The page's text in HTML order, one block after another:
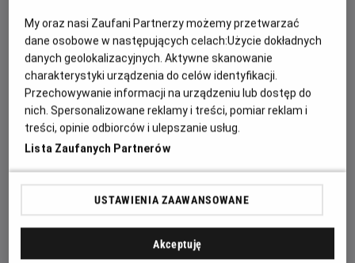
„Odyseja” przyciąga uwagę także imponującą listą
aktorów i aktorek. W filmie zobaczymy m.in. Matta
Damona jako Odyseusza, Toma Hollanda w roli
Telemacha, Anne Hathaway jako Penelopę, Zendayę
jako Atenę, Roberta Pattinsona jako Antinoosa oraz
Charlize Theron jako Kirke. To jedno z najbardziej
wyczekiwanych wydarzeń filmowych tego roku, które
największe gwiazdy światowego kina.
Zapraszamy na seanse w naszym kinie. Kup bilet
już dziś, wybierz najlepsze miejsce w sali i
My oraz nasi Zaufani Partnerzy możemy przetwarzać
dane osobowe w następujących celach:Użycie dokładnych
danych geolokalizacyjnych. Aktywne skanowanie
charakterystyki urządzenia do celów identyfikacji.
Przechowywanie informacji na urządzeniu lub dostęp do
nich. Spersonalizowane reklamy i treści, pomiar reklam i
treści, opinie odbiorców i ulepszanie usług.
Lista Zaufanych Partnerów
USTAWIENIA ZAAWANSOWANE
Akceptuję